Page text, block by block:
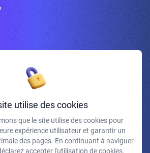
vous à la newsletter
e-mails et confirme avoir pris connaissance de
de confidentialité et mentions légales.
utilise des cookies
que le site utilise des cookies pour
expérience utilisateur et garantir un
des pages. En continuant à naviguer
accepter l'utilisation de cookies.